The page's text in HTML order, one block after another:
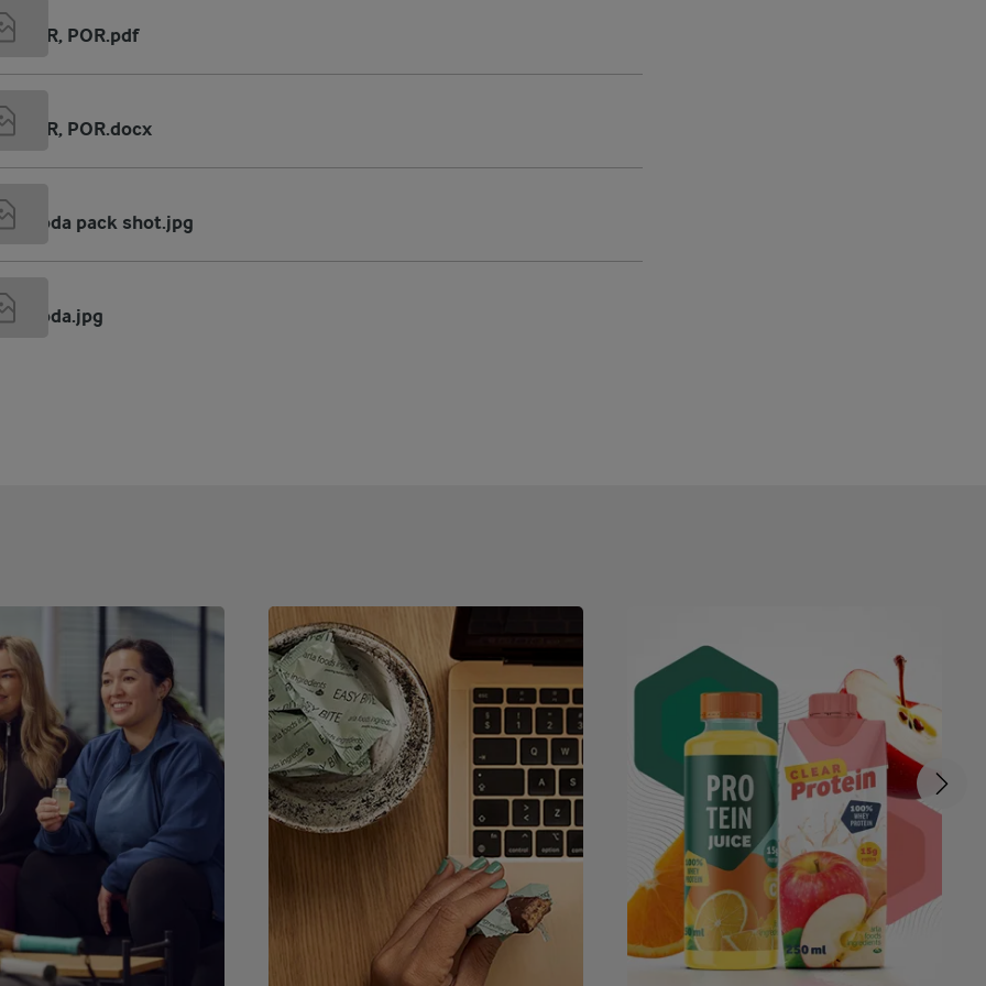
PR, POR.pdf
PR, POR.docx
soda pack shot.jpg
soda.jpg